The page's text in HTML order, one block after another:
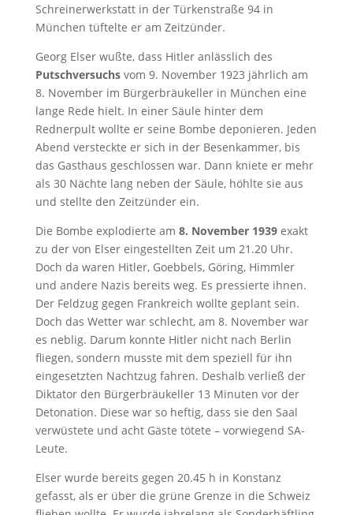
Schreinerwerkstatt in der Türkenstraße 94 in
München tüftelte er am Zeitzünder.
Georg Elser wußte, dass Hitler anlässlich des
Putschversuchsvom 9. November 1923 jährlich am
8. November im Bürgerbräukeller in München eine
lange Rede hielt. In einer Säule hinter dem
Rednerpult wollte er seine Bombe deponieren. Jeden
Abend versteckte er sich in der Besenkammer, bis
das Gasthaus geschlossen war. Dann kniete er mehr
als 30 Nächte lang neben der Säule, höhlte sie aus
und stellte den Zeitzünder ein.
Die Bombe explodierte am 8. November 1939exakt
zu der von Elser eingestellten Zeit um 21.20 Uhr.
Doch da waren Hitler, Goebbels, Göring, Himmler
und andere Nazis bereits weg. Es pressierte ihnen.
Der Feldzug gegen Frankreich wollte geplant sein.
Doch das Wetter war schlecht, am 8. November war
es neblig. Darum konnte Hitler nicht nach Berlin
fliegen, sondern musste mit dem speziell für ihn
eingesetzten Nachtzug fahren. Deshalb verließ der
Diktator den Bürgerbräukeller 13 Minuten vor der
Detonation. Diese war so heftig, dass sie den Saal
verwüstete und acht Gäste tötete – vorwiegend SA-
Leute.
Elser wurde bereits gegen 20.45 h in Konstanz
gefasst, als er über die grüne Grenze in die Schweiz